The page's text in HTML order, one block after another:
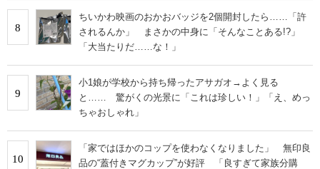
8
ちいかわ映画のおかおバッジを2個開封したら……「許
されるんか」 まさかの中身に「そんなことある!?」
「大当たりだ……な！」
9
小1娘が学校から持ち帰ったアサガオ→よく見る
と…… 驚がくの光景に「これは珍しい！」「え、めっ
ちゃおしゃれ」
10
「家ではほかのコップを使わなくなりました」 無印良
品の“蓋付きマグカップ”が好評 「良すぎて家族分購